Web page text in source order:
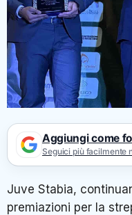
Aggiungi come
Seguici più facilmente
Juve Stabia,
premiazioni per la